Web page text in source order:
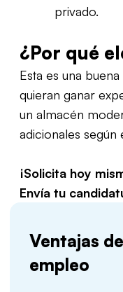
privado.
¿Por qué
Esta es una
quieran ganar
un almacén
adicionales según
¡Solicita hoy
Envía tu
Ventajas
empleo